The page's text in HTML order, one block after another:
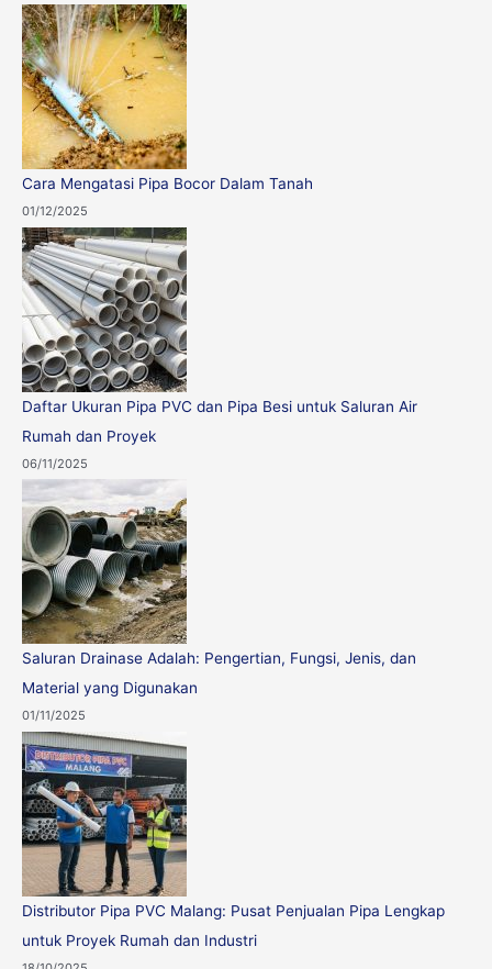
Cara Mengatasi Pipa Bocor Dalam Tanah
01/12/2025
Daftar Ukuran Pipa PVC dan Pipa Besi untuk Saluran Air
Rumah dan Proyek
06/11/2025
Saluran Drainase Adalah: Pengertian, Fungsi, Jenis, dan
Material yang Digunakan
01/11/2025
Distributor Pipa PVC Malang: Pusat Penjualan Pipa Lengkap
untuk Proyek Rumah dan Industri